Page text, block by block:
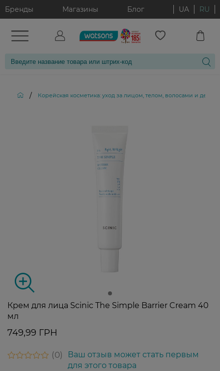
Бренды Магазины Блог UA RU
/ Корейская косметика: уход за лицом, телом, волосами и
Крем для лица Scinic The Simple Barrier Cream 40
мл
749,99 ГРН
0
Ваш отзыв может стать первым
для этого товара